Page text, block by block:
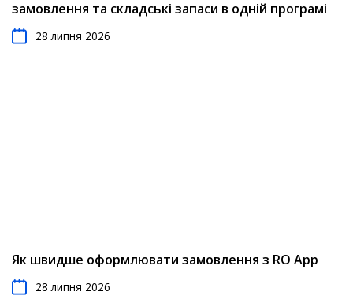
замовлення та складські запаси в одній програмі
28 липня 2026
Як швидше оформлювати замовлення з RO App
28 липня 2026